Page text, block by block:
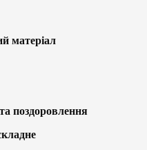
матеріал
поздоровлення